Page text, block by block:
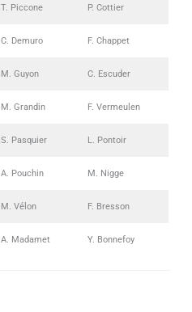
T. Piccone P. Cottier
C. Demuro F. Chappet
M. Guyon C. Escuder
M. Grandin F. Vermeulen
S. Pasquier L. Pontoir
A. Pouchin M. Nigge
M. Vélon F. Bresson
A. Madamet Y. Bonnefoy